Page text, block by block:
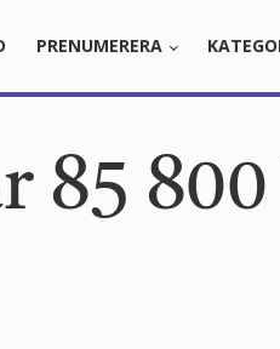
PRENUMERERA
85